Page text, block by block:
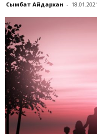
Сымбат Айдархан - 18.01.2021